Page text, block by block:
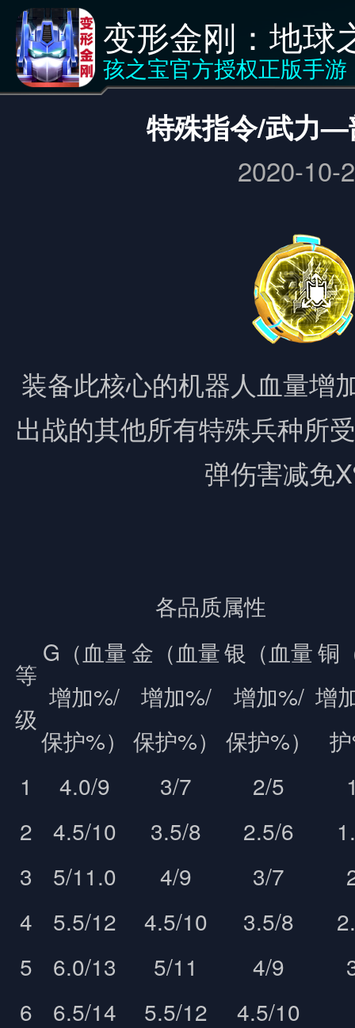
变形金刚：地球
孩之宝官方授权正版手游
<返回 核心
特殊指令/武力—
2020-10-
装备此核心的机器人血量增
出战的其他所有特殊兵种所
弹伤害减免
各品质属性
等
级
G（血量
增加%/
保护%）
金（血量
增加%/
保护%）
银（血量
增加%/
保护%）
铜
增
1
4.0/9 3/7 2/5
2
4.5/10 3.5/8 2.5/6
3
5/11.0 4/9 3/7
4
5.5/12 4.5/10 3.5/8
5
6.0/13 5/11 4/9
6
6.5/14 5.5/12
4.5/10